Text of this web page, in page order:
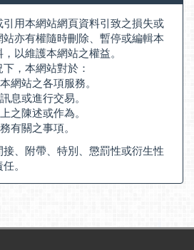
用本網站網頁資料引致之損失或
亦有權隨時刪除、暫停或編輯本
以維護本網站之權益。
，本網站對於：
網站之各項服務。
息或進行交易。
之陳述或作為。
有關之事項。
、附帶、特別、懲罰性或衍生性
。